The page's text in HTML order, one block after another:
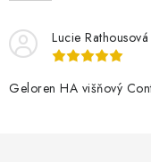
Lucie Rathousová
Geloren HA višňový